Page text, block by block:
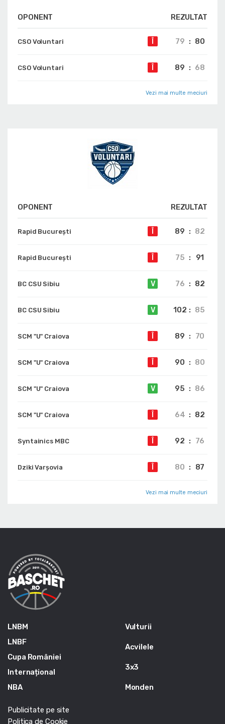
OPONENT REZULTAT
CSO Voluntari 79 : 80
CSO Voluntari 89 : 68
Vezi mai multe meciuri
OPONENT REZULTAT
Rapid București 89 : 82
Rapid București 75 : 91
BC CSU Sibiu V 76 : 82
BC CSU Sibiu V 102 : 85
SCM "U" Craiova 89 : 70
SCM "U" Craiova 90 : 80
SCM "U" Craiova V 95 : 86
SCM "U" Craiova 64 : 82
Syntainics MBC 92 : 76
Dziki Varșovia 80 : 87
Vezi mai multe meciuri
LNBM
LNBF
Cupa României
Internațional
NBA
Vulturii
Acvilele
3x3
Monden
Publicitate pe site
Politica de Cookie